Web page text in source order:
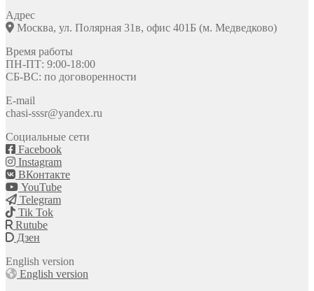
Адрес
Москва, ул. Полярная 31в, офис 401Б (м. Медведково)
Время работы
ПН-ПТ: 9:00-18:00
СБ-ВС: по договоренности
E-mail
chasi-sssr@yandex.ru
Социальные сети
Facebook
Instagram
ВКонтакте
YouTube
Telegram
Tik Tok
Rutube
Дзен
English version
English version